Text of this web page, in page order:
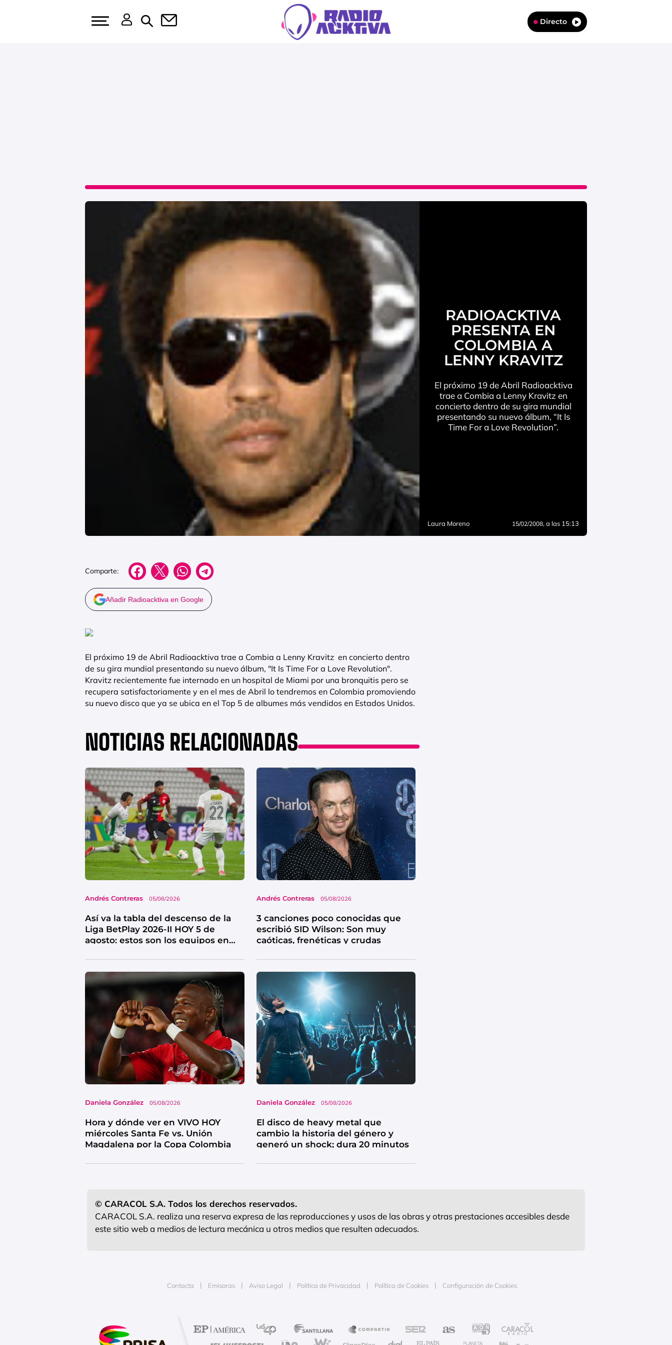
Directo
RADIOACKTIVA
PRESENTA EN
COLOMBIA A
LENNY KRAVITZ
El próximo 19 de Abril Radioacktiva
trae a Combia a Lenny Kravitz en
concierto dentro de su gira mundial
presentando su nuevo álbum, “It Is
Time For a Love Revolution”.
Laura Moreno 15/02/2008, a las 15:13
Comparte:
Añadir Radioacktiva en Google
El próximo 19 de Abril Radioacktiva trae a Combia a Lenny Kravitz en concierto dentro
de su gira mundial presentando su nuevo álbum, "It Is Time For a Love Revolution".
Kravitz recientemente fue internado en un hospital de Miami por una bronquitis pero se
recupera satisfactoriamente y en el mes de Abril lo tendremos en Colombia promoviendo
su nuevo disco que ya se ubica en el Top 5 de albumes más vendidos en Estados Unidos.
NOTICIAS RELACIONADAS
Andrés Contreras 05/08/2026
Así va la tabla del descenso de la
Liga BetPlay 2026-II HOY 5 de
agosto: estos son los equipos en
Andrés Contreras 05/08/2026
3 canciones poco conocidas que
escribió SID Wilson: Son muy
caóticas, frenéticas y crudas
Daniela González 05/08/2026
Hora y dónde ver en VIVO HOY
miércoles Santa Fe vs. Unión
Magdalena por la Copa Colombia
Daniela González 05/08/2026
El disco de heavy metal que
cambio la historia del género y
generó un shock; dura 20 minutos
© CARACOL S.A. Todos los derechos reservados.
CARACOL S.A. realiza una reserva expresa de las reproducciones y usos de las obras y otras prestaciones accesibles desde
este sitio web a medios de lectura mecánica u otros medios que resulten adecuados.
Contacta Emisoras Aviso Legal Política de Privacidad Política de Cookies Configuración de Cookies